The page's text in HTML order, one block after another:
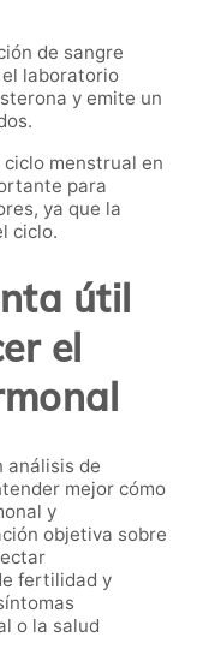
de sangre
laboratorio
y emite un
ciclo menstrual en
para
ya que la
ciclo.
útil
el
análisis de
mejor cómo
y
objetiva sobre
fertilidad y
o la salud